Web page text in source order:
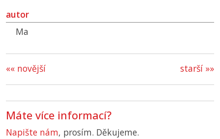
autor
Ma
starší »»
«« novější
Máte více informací?
Napište nám, prosím. Děkujeme.